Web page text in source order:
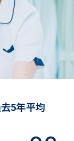
5年平均